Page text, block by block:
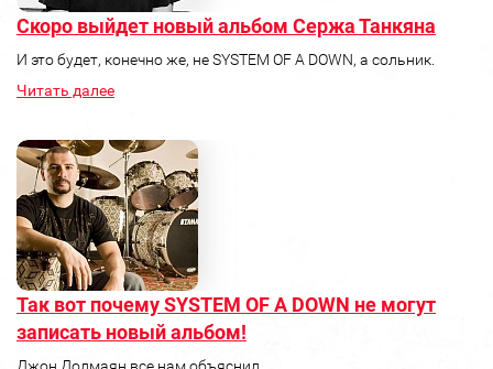
Скоро выйдет новый альбом Сержа Танкяна
И это будет, конечно же, не SYSTEM OF A DOWN, а сольник.
Читать далее
Так вот почему SYSTEM OF A DOWN не могут
записать новый альбом!